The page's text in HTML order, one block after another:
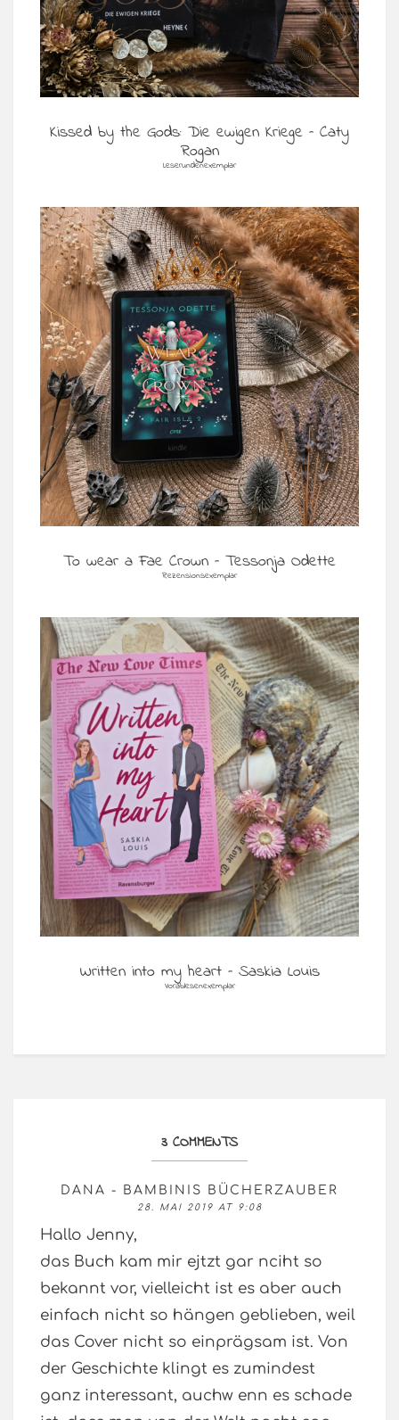
Kissed by the Gods: Die ewigen Kriege – Caty
Rogan
Leserundenexemplar
To wear a Fae Crown – Tessonja Odette
Rezensionsexemplar
Written into my heart – Saskia Louis
Vorablesenexemplar
3 COMMENTS
DANA - BAMBINIS BÜCHERZAUBER
28. MAI 2019 AT 9:08
Hallo Jenny,
das Buch kam mir ejtzt gar nciht so
bekannt vor, vielleicht ist es aber auch
einfach nicht so hängen geblieben, weil
das Cover nicht so einprägsam ist. Von
der Geschichte klingt es zumindest
ganz interessant, auchw enn es schade